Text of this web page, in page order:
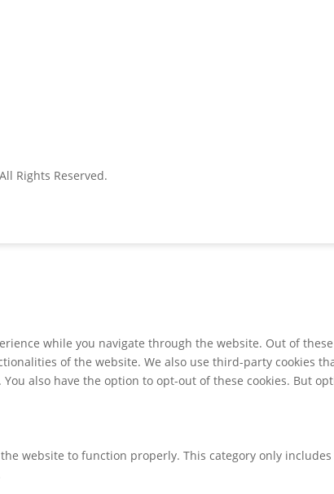
Rights Reserved.
while you navigate through the website. Out of
of the website. We also use third-party cookies
also have the option to opt-out of these cookies. But
website to function properly. This category only